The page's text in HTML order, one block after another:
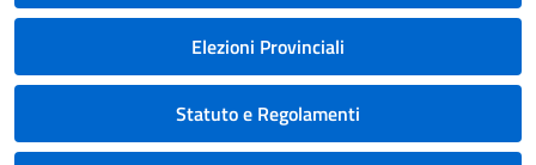
Elezioni Provinciali
Statuto e Regolamenti